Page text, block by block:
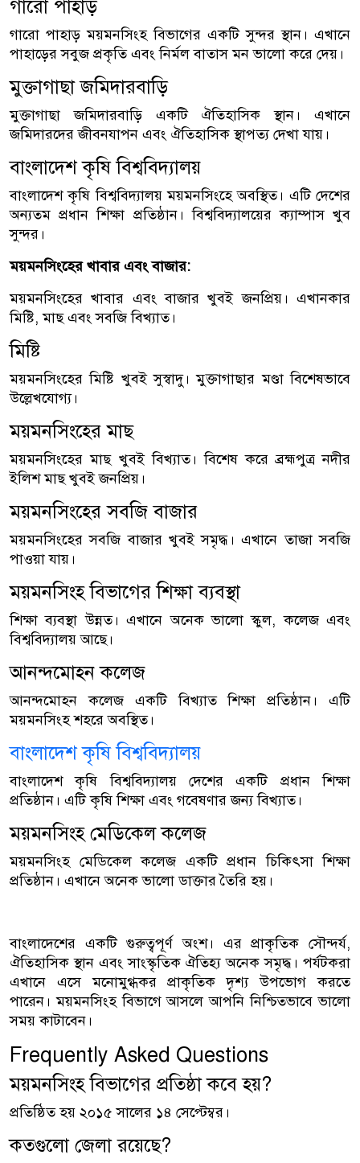
গারো পাহাড়
গারো পাহাড় ময়মনসিংহ বিভাগের একটি সুন্দর স্থান। এখানে
পাহাড়ের সবুজ প্রকৃতি এবং নির্মল বাতাস মন ভালো করে দেয়।
মুক্তাগাছা জমিদারবাড়ি
মুক্তাগাছা জমিদারবাড়ি একটি ঐতিহাসিক স্থান। এখানে
জমিদারদের জীবনযাপন এবং ঐতিহাসিক স্থাপত্য দেখা যায়।
বাংলাদেশ কৃষি বিশ্ববিদ্যালয়
বাংলাদেশ কৃষি বিশ্ববিদ্যালয় ময়মনসিংহে অবস্থিত। এটি দেশের
অন্যতম প্রধান শিক্ষা প্রতিষ্ঠান। বিশ্ববিদ্যালয়ের ক্যাম্পাস খুব
সুন্দর।
ময়মনসিংহের খাবার এবং বাজার:
ময়মনসিংহের খাবার এবং বাজার খুবই জনপ্রিয়। এখানকার
মিষ্টি, মাছ এবং সবজি বিখ্যাত।
মিষ্টি
ময়মনসিংহের মিষ্টি খুবই সুস্বাদু। মুক্তাগাছার মণ্ডা বিশেষভাবে
উল্লেখযোগ্য।
ময়মনসিংহের মাছ
ময়মনসিংহের মাছ খুবই বিখ্যাত। বিশেষ করে ব্রহ্মপুত্র নদীর
ইলিশ মাছ খুবই জনপ্রিয়।
ময়মনসিংহের সবজি বাজার
ময়মনসিংহের সবজি বাজার খুবই সমৃদ্ধ। এখানে তাজা সবজি
পাওয়া যায়।
ময়মনসিংহ বিভাগের শিক্ষা ব্যবস্থা
শিক্ষা ব্যবস্থা উন্নত। এখানে অনেক ভালো স্কুল, কলেজ এবং
বিশ্ববিদ্যালয় আছে।
আনন্দমোহন কলেজ
আনন্দমোহন কলেজ একটি বিখ্যাত শিক্ষা প্রতিষ্ঠান। এটি
ময়মনসিংহ শহরে অবস্থিত।
বাংলাদেশ কৃষি বিশ্ববিদ্যালয়
বাংলাদেশ কৃষি বিশ্ববিদ্যালয় দেশের একটি প্রধান শিক্ষা
প্রতিষ্ঠান। এটি কৃষি শিক্ষা এবং গবেষণার জন্য বিখ্যাত।
ময়মনসিংহ মেডিকেল কলেজ
ময়মনসিংহ মেডিকেল কলেজ একটি প্রধান চিকিৎসা শিক্ষা
প্রতিষ্ঠান। এখানে অনেক ভালো ডাক্তার তৈরি হয়।
বাংলাদেশের একটি গুরুত্বপূর্ণ অংশ। এর প্রাকৃতিক সৌন্দর্য,
ঐতিহাসিক স্থান এবং সাংস্কৃতিক ঐতিহ্য অনেক সমৃদ্ধ। পর্যটকরা
এখানে এসে মনোমুগ্ধকর প্রাকৃতিক দৃশ্য উপভোগ করতে
পারেন। ময়মনসিংহ বিভাগে আসলে আপনি নিশ্চিতভাবে ভালো
সময় কাটাবেন।
Frequently Asked Questions
ময়মনসিংহ বিভাগের প্রতিষ্ঠা কবে হয়?
প্রতিষ্ঠিত হয় ২০১৫ সালের ১৪ সেপ্টেম্বর।
কতগুলো জেলা রয়েছে?